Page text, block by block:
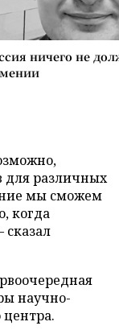
ничего не
для различных
мы сможем
когда
сказал
научно-
центра.